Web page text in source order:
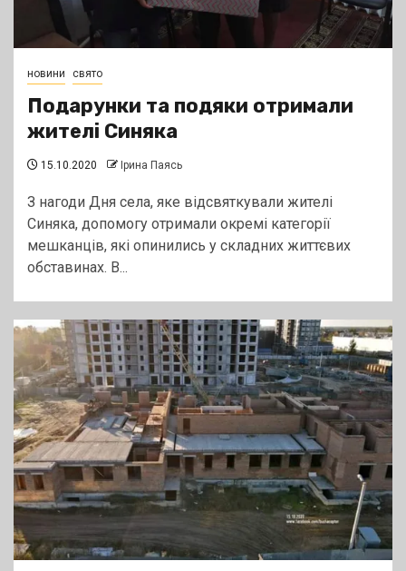
новини свято
Подарунки та подяки отримали
жителі Синяка
15.10.2020 Ірина Паясь
З нагоди Дня села, яке відсвяткували жителі
Синяка, допомогу отримали окремі категорії
мешканців, які опинились у складних життєвих
обставинах. В...